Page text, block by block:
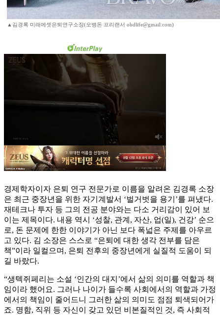
▲김경록 미래에셋은퇴연구소장(오병돈 프리랜서 obdlife@gmail.com)
경제학자이자 은퇴 연구 전문가로 이름을 알려온 김경록 소장
은 최근 중장년을 위한 자기계발서 ‘벌거벗을 용기’를 펴냈다.
재테크나 투자 등 그의 전공 분야와는 다소 거리감이 있어 보
이는 제목이다. 내용 역시 ‘성찰, 관계, 자산, 업(일), 건강’ 순으
로, 돈 문제에 한한 이야기가 아닌 보다 폭넓은 주제를 아우르
고 있다. 김 소장은 스스로 “은퇴에 대한 생각 전부를 담은
책”이라 일컬으며, 은퇴 전후의 중장년에게 실질적 도움이 되
길 바랐다.
“생텍쥐페리는 소설 ‘인간의 대지’에서 삶의 의미를 역할과 책
임이라 했어요. 그러나 나이가 들수록 사회에서의 역할과 가정
에서의 책임이 줄어드니 그러한 삶의 의미도 점점 퇴색되어가
죠. 명함, 직위 등 자신이 갖고 있던 비본질적인 것, 즉 사회적